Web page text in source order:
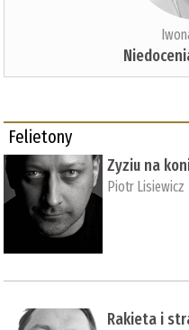
Felietony
Zyziu na
Piotr Lisiewicz
Rakieta i